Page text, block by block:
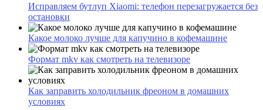
Исправляем бутлуп Xiaomi: телефон перезагружается без
остановки
Какое молоко лучше для капучино в кофемашине
Формат mkv как смотреть на телевизоре
Как заправить холодильник фреоном в домашних
условиях